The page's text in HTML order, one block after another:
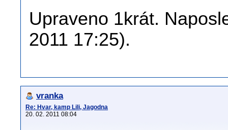
Upraveno 1krát.
2011 17:25).
vranka
Re: Hvar, kamp Lili, Jagodna
20. 02. 2011 08:04